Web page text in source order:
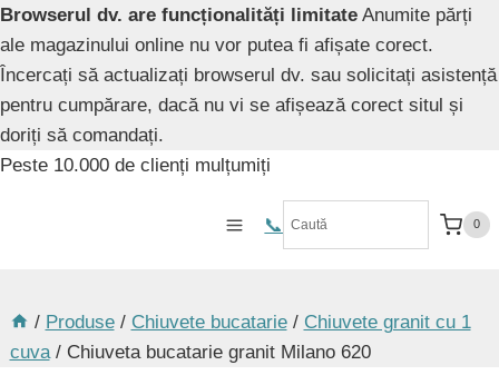
Browserul dv. are funcționalități limitate Anumite părți
ale magazinului online nu vor putea fi afișate corect.
Încercați să actualizați browserul dv. sau solicitați asistență
pentru cumpărare, dacă nu vi se afișează corect situl și
doriți să comandați.
Skip
Peste 10.000 de clienți mulțumiți
📞️ 0
/ Produse / Chiuvete bucatarie / Chiuvete granit cu 1
cuva / Chiuveta bucatarie granit Milano 620